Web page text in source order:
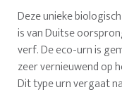
Deze unieke
is van Duitse
verf. De eco-urn is
zeer vernieuwend op
Dit type urn vergaat